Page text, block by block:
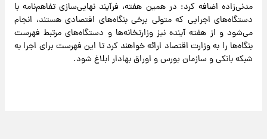
مدنی‌زاده اضافه کرد: در همین هفته، فرآیند نهایی‌سازی تفاهم‌نامه با
دستگاه‌های اجرایی که متولی برخی بنگاه‌های اقتصادی هستند، انجام
می‌شود و از هفته آینده نیز وزارتخانه‌ها و دستگاه‌های مرتبط فهرست
بنگاه‌ها را به وزارت اقتصاد ارائه خواهند کرد تا این فهرست برای اجرا به
شبکه بانکی و سازمان بورس و اوراق بهادار ابلاغ شود.